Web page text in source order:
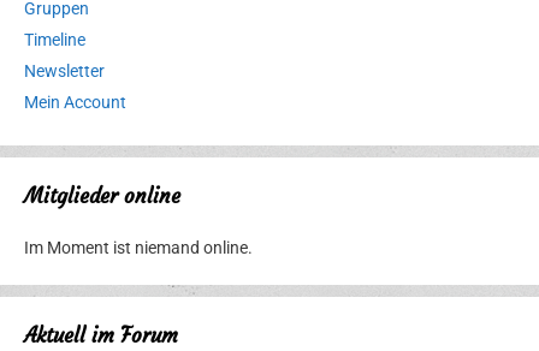
Gruppen
Timeline
Newsletter
Mein Account
Mitglieder online
Im Moment ist niemand online.
Aktuell im Forum